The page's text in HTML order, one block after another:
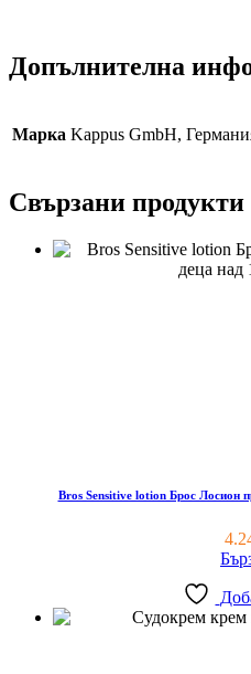
Допълнителна
Марка Kappus GmbH,
Свързани продукти
Bros Sensitive lotion Брос Лосион